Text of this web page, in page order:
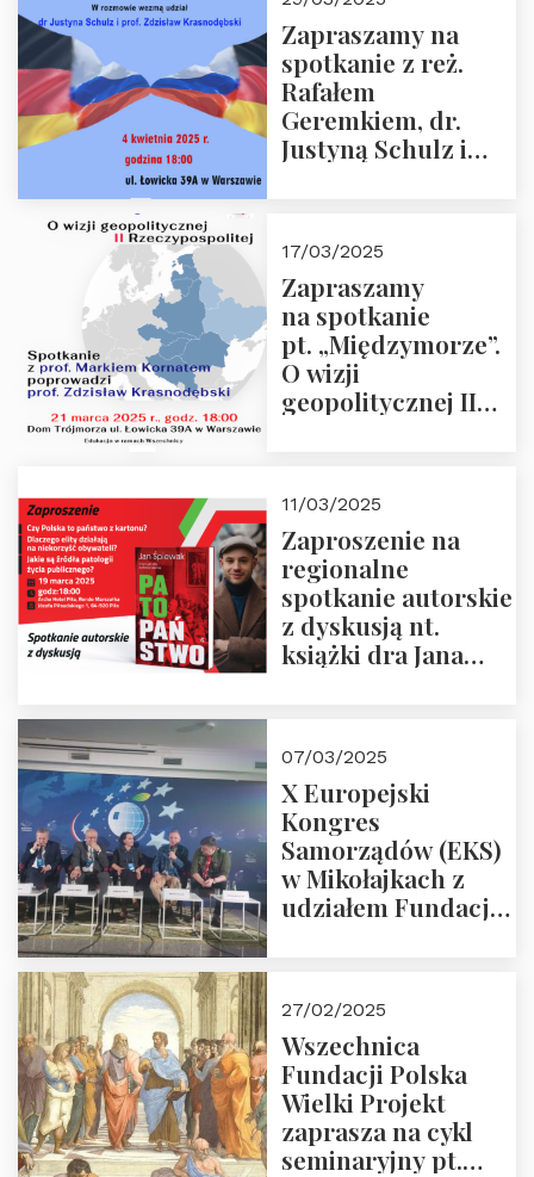
Zapraszamy na
spotkanie z reż.
Rafałem
Geremkiem, dr.
Justyną Schulz i
“Rosja-Niemcy…”
17/03/2025
Zapraszamy
na spotkanie
pt. „Międzymorze”.
O wizji
geopolitycznej II
i prof.
Krasnodębski
11/03/2025
Zaproszenie na
regionalne
spotkanie autorskie
z dyskusją nt.
książki dra Jana
07/03/2025
X Europejski
Kongres
Samorządów (EKS)
w Mikołajkach z
udziałem Fundacji
27/02/2025
Wszechnica
Fundacji Polska
Wielki Projekt
zaprasza na cykl
seminaryjny pt.